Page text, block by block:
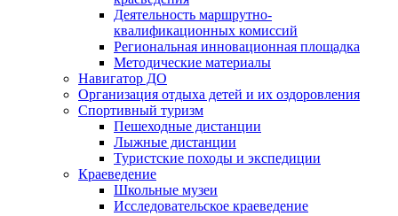
Деятельность маршрутно-
квалификационных комиссий
Региональная инновационная площадка
Методические материалы
Навигатор ДО
Организация отдыха детей и их оздоровления
Спортивный туризм
Пешеходные дистанции
Лыжные дистанции
Туристские походы и экспедиции
Краеведение
Школьные музеи
Исследовательское краеведение